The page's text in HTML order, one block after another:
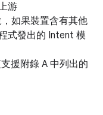
游
如果裝置含有其他
式發出的 Intent 模
援附錄 A 中列出的